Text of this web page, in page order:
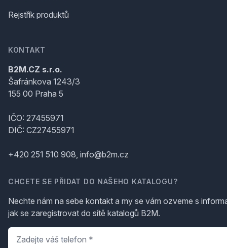
Rejstřík produktů
KONTAKT
B2M.CZ s.r.o.
Šafránkova 1243/3
155 00 Praha 5
IČO: 27455971
DIČ: CZ27455971
+420 251 510 908, info@b2m.cz
CHCETE SE PŘIDAT DO NAŠEHO KATALOGU?
Nechte nám na sebe kontakt a my se vám ozveme s
jak se zaregistrovat do sítě katalogů B2M.
Telefon